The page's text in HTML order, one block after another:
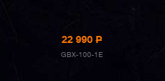
22 990P
GBX-100-1E